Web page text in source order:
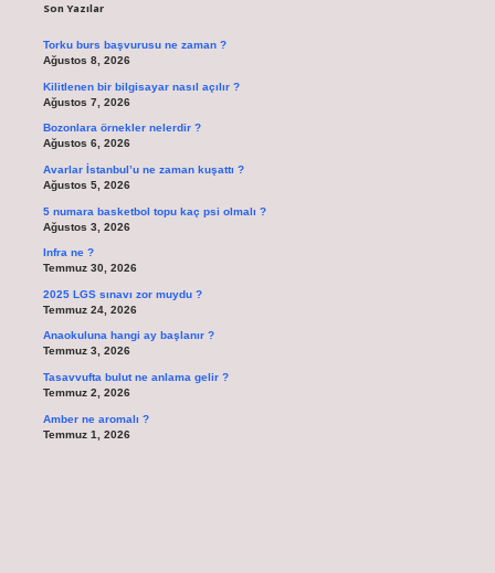
Son Yazılar
Torku burs başvurusu ne zaman ?
Ağustos 8, 2026
Kilitlenen bir bilgisayar nasıl açılır ?
Ağustos 7, 2026
Bozonlara örnekler nelerdir ?
Ağustos 6, 2026
Avarlar İstanbul’u ne zaman kuşattı ?
Ağustos 5, 2026
5 numara basketbol topu kaç psi olmalı ?
Ağustos 3, 2026
Infra ne ?
Temmuz 30, 2026
2025 LGS sınavı zor muydu ?
Temmuz 24, 2026
Anaokuluna hangi ay başlanır ?
Temmuz 3, 2026
Tasavvufta bulut ne anlama gelir ?
Temmuz 2, 2026
Amber ne aromalı ?
Temmuz 1, 2026